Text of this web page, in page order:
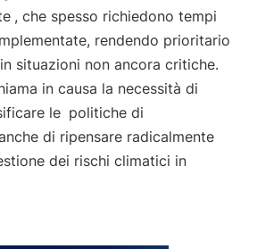
, che spesso richiedono tempi
rendendo prioritario
situazioni non ancora critiche.
in causa la necessità di
le politiche di
di ripensare radicalmente
dei rischi climatici in